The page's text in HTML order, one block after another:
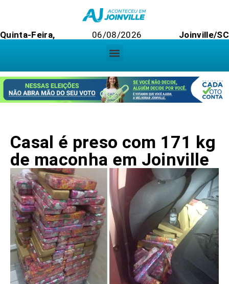
Quinta-Feira, 06/08/2026 Joinville/SC
Casal é preso com 171 kg
de maconha em Joinville